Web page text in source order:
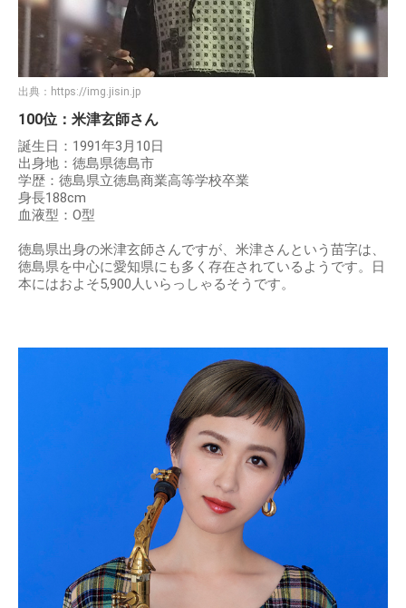
出典： https://img.jisin.jp
100位：米津玄師さん
誕生日：1991年3月10日
出身地：徳島県徳島市
学歴：徳島県立徳島商業高等学校卒業
身長188cm
血液型：O型
徳島県出身の米津玄師さんですが、米津さんという苗字は、
徳島県を中心に愛知県にも多く存在されているようです。日
本にはおよそ5,900人いらっしゃるそうです。